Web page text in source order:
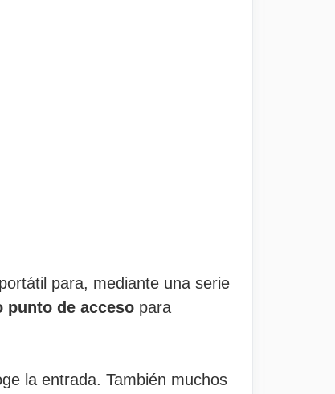
para, mediante una serie
punto de acceso para
la entrada. También muchos